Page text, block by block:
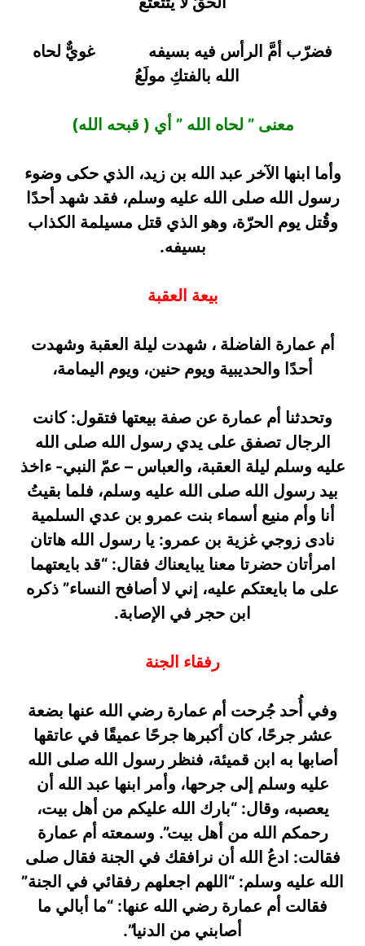
فضرّب أمَّ الرأس فيه بسيفه ******غويٌّ لحاه
الله بالفتكِ مولَعُ
معنى ” لحاه الله ” أي ( قبحه الله)
وأما ابنها الآخر عبد الله بن زيد، الذي حكى وضوء
رسول الله صلى الله عليه وسلم، فقد شهد أحدًا
وقُتل يوم الحرّة، وهو الذي قتل مسيلمة الكذاب
بسيفه.
بيعة العقبة
أم عمارة الفاضلة ، شهدت ليلة العقبة وشهدت
أحدًا والحديبية ويوم حنين، ويوم اليمامة،
وتحدثنا أم عمارة عن صفة بيعتها فتقول: كانت
الرجال تصفق على يدي رسول الله صلى الله
عليه وسلم ليلة العقبة، والعباس – عمّ النبي- ءاخذ
بيد رسول الله صلى الله عليه وسلم، فلما بقيتُ
أنا وأم منيع أسماء بنت عمرو بن عدي السلمية
نادى زوجي غزية بن عمرو: يا رسول الله هاتان
امرأتان حضرتا معنا يبايعناك فقال: “قد بايعتهما
على ما بايعتكم عليه، إني لا أصافح النساء” ذكره
ابن حجر في الإصابة.
رفقاء الجنة
وفي أُحد جُرحت أم عمارة رضي الله عنها بضعة
عشر جرحًا، كان أكبرها جرحًا عميقًا في عاتقها
أصابها به ابن قميئة، فنظر رسول الله صلى الله
عليه وسلم إلى جرحها، وأمر ابنها عبد الله أن
يعصبه، وقال: “بارك الله عليكم من أهل بيت،
رحمكم الله من أهل بيت”. وسمعته أم عمارة
فقالت: ادعُ الله أن نرافقك في الجنة فقال صلى
الله عليه وسلم: “اللهم اجعلهم رفقائي في الجنة”
فقالت أم عمارة رضي الله عنها: “ما أبالي ما
أصابني من الدنيا”.